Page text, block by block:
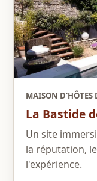
MAISON D'HÔTES
La Bastide
Un site
la réputation,
l'expérience.